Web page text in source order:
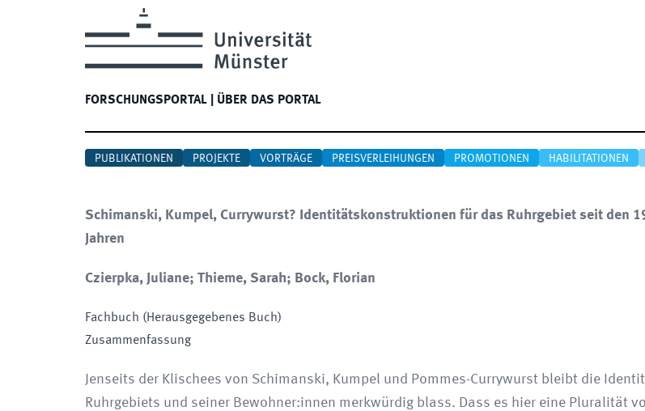
FORSCHUNGSPORTAL ÜBER DAS PORTAL
PUBLIKATIONEN PROJEKTE VORTRÄGE PREISVERLEIHUNGEN PROMOTIONEN HABILITATIONEN
Schimanski, Kumpel, Currywurst? Identitätskonstruktionen für das Ruhrgebiet seit den
Jahren
Czierpka, Juliane; Thieme, Sarah; Bock, Florian
Fachbuch (Herausgegebenes Buch)
Zusammenfassung
Jenseits der Klischees von Schimanski, Kumpel und Pommes-Currywurst bleibt die
Ruhrgebiets und seiner Bewohner:innen merkwürdig blass. Dass es hier eine Pluralität